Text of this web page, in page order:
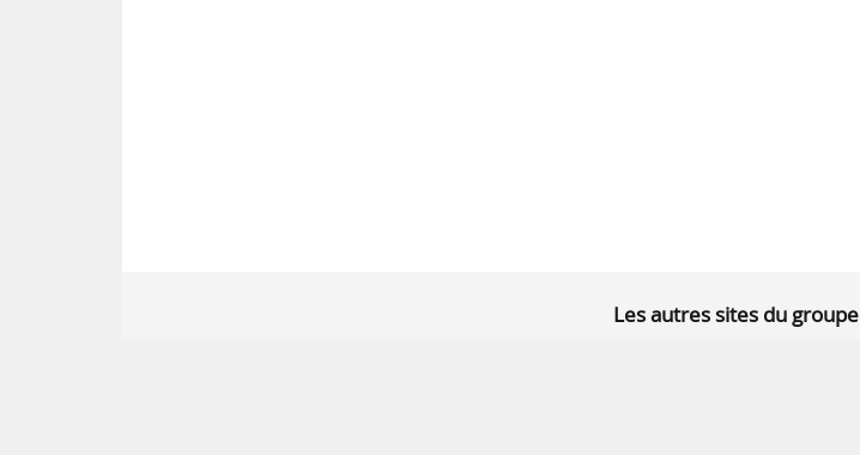
Les autres sites du groupe